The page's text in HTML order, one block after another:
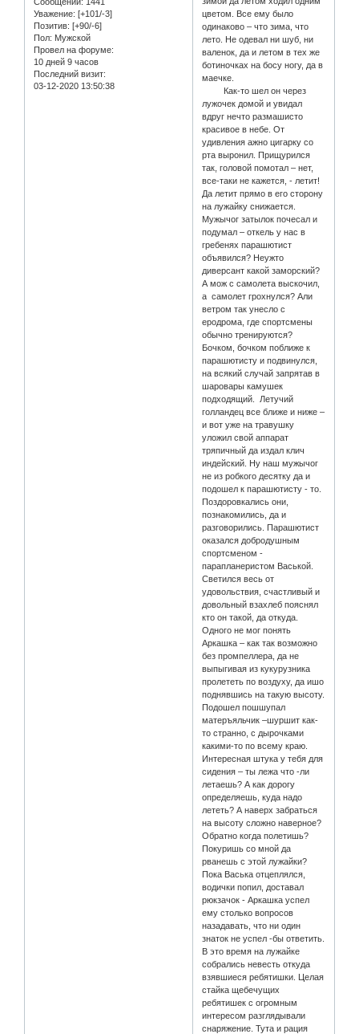
Уважение: [+101/-3]
Позитив: [+90/-6]
Пол: Мужской
Провел на форуме:
10 дней 9 часов
Последний визит:
03-12-2020 13:50:38
цветом. Все ему было
одинаково – что зима, что
лето. Не одевал ни шуб, ни
валенок, да и летом в тех же
ботиночках на босу ногу, да в
маечке.
Как-то шел он через
лужочек домой и увидал
вдруг нечто размашисто
красивое в небе. От
удивления ажно цигарку со
рта выронил. Прищурился
так, головой помотал – нет,
все-таки не кажется, - летит!
Да летит прямо в его сторону
на лужайку снижается.
Мужычог затылок почесал и
подумал – откель у нас в
гребенях парашютист
объявился? Неужто
диверсант какой заморский?
А мож с самолета выскочил,
а самолет грохнулся? Али
ветром так унесло с
еродрома, где спортсмены
обычно тренируются?
Бочком, бочком поближе к
парашютисту и подвинулся,
на всякий случай запрятав в
шаровары камушек
подходящий. Летучий
голландец все ближе и ниже –
и вот уже на травушку
уложил свой аппарат
тряпичный да издал клич
индейский. Ну наш мужычог
не из робкого десятку да и
подошел к парашютисту - то.
Поздоровкались они,
познакомились, да и
разговорились. Парашютист
оказался добродушным
спортсменом -
парапланеристом Васькой.
Светился весь от
удовольствия, счастливый и
довольный взахлеб пояснял
кто он такой, да откуда.
Одного не мог понять
Аркашка – как так возможно
без промпеллера, да не
выпыгивая из кукурузника
пролететь по воздуху, да ишо
поднявшись на такую высоту.
Подошел пошшупал
матеръяльчик –шуршит как-
то странно, с дырочками
какими-то по всему краю.
Интересная штука у тебя для
сидения – ты лежа что -ли
летаешь? А как дорогу
определяешь, куда надо
лететь? А наверх забраться
на высоту сложно наверное?
Обратно когда полетишь?
Покуришь со мной да
рванешь с этой лужайки?
Пока Васька отцеплялся,
водички попил, доставал
рюкзачок - Аркашка успел
ему столько вопросов
назадавать, что ни один
знаток не успел -бы ответить.
В это время на лужайке
собрались невесть откуда
взявшиеся ребятишки. Целая
стайка щебечущих
ребятишек с огромным
интересом разглядывали
снаряжение. Тута и рация